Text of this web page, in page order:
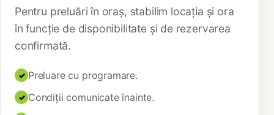
Pentru preluări în oraș, stabilim locația și ora
în funcție de disponibilitate și de rezervarea
confirmată.
Preluare cu programare.
Condiții comunicate înainte.